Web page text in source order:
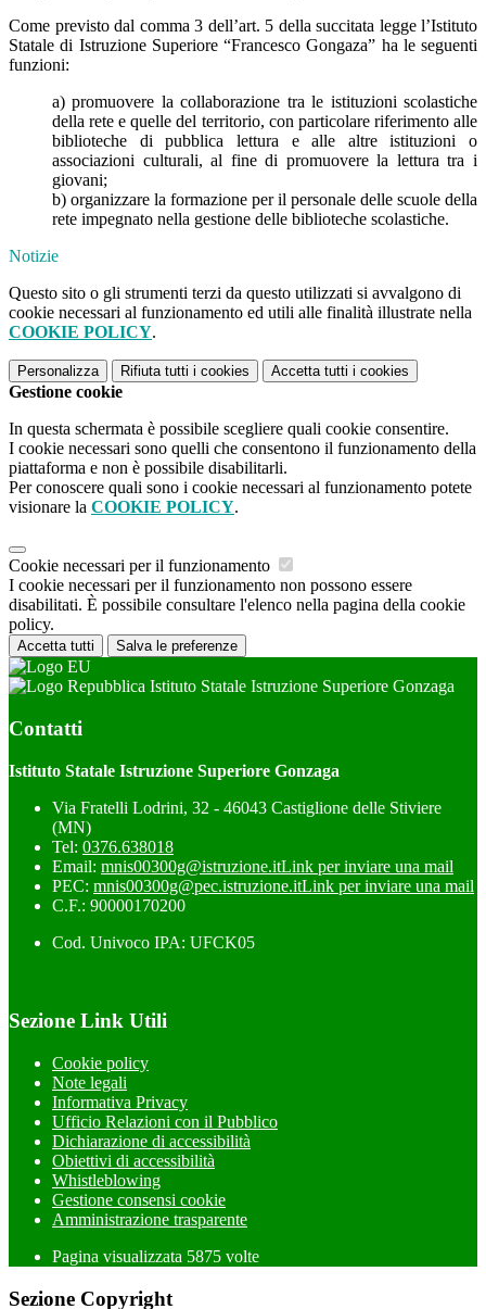
Come previsto dal comma 3 dell’art. 5 della succitata legge l’Istituto
Statale di Istruzione Superiore “Francesco Gongaza” ha le seguenti
funzioni:
a) promuovere la collaborazione tra le istituzioni scolastiche
della rete e quelle del territorio, con particolare riferimento alle
biblioteche di pubblica lettura e alle altre istituzioni o
associazioni culturali, al fine di promuovere la lettura tra i
giovani;
b) organizzare la formazione per il personale delle scuole della
rete impegnato nella gestione delle biblioteche scolastiche.
Notizie
Questo sito o gli strumenti terzi da questo utilizzati si avvalgono di
cookie necessari al funzionamento ed utili alle finalità illustrate nella
COOKIE POLICY.
Personalizza Rifiuta tutti i cookies Accetta tutti i cookies
Gestione cookie
In questa schermata è possibile scegliere quali cookie consentire.
I cookie necessari sono quelli che consentono il funzionamento della
piattaforma e non è possibile disabilitarli.
Per conoscere quali sono i cookie necessari al funzionamento potete
visionare la COOKIE POLICY.
Cookie necessari per il funzionamento
I cookie necessari per il funzionamento non possono essere
disabilitati. È possibile consultare l'elenco nella pagina della cookie
policy.
Accetta tutti Salva le preferenze
Istituto Statale Istruzione Superiore Gonzaga
Contatti
Istituto Statale Istruzione Superiore Gonzaga
Via Fratelli Lodrini, 32 - 46043 Castiglione delle Stiviere
(MN)
Tel: 0376.638018
Email: mnis00300g@istruzione.itLink per inviare una mail
PEC: mnis00300g@pec.istruzione.itLink per inviare una mail
C.F.: 90000170200
Cod. Univoco IPA: UFCK05
Sezione Link Utili
Cookie policy
Note legali
Informativa Privacy
Ufficio Relazioni con il Pubblico
Dichiarazione di accessibilità
Obiettivi di accessibilità
Whistleblowing
Gestione consensi cookie
Amministrazione trasparente
Pagina visualizzata 5875 volte
Sezione Copyright